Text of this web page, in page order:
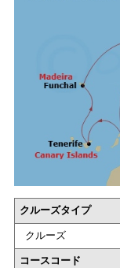
クルーズタイプ
クルーズ
コースコード